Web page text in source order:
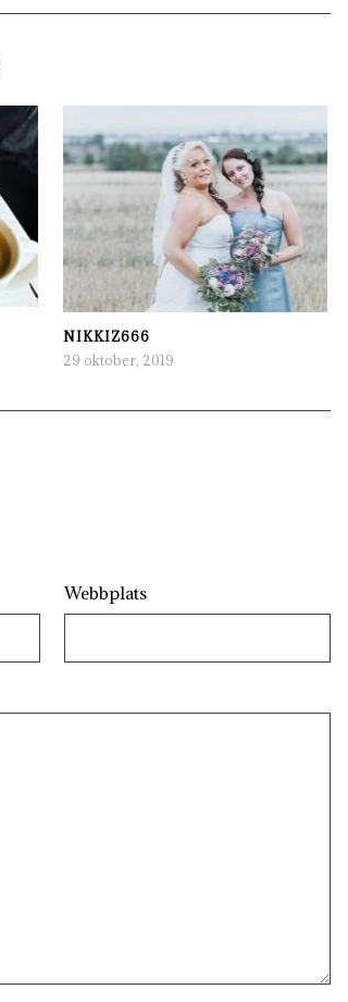
NIKKIZ666
29 oktober, 2019
Webbplats